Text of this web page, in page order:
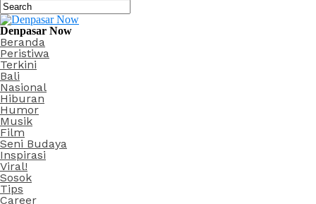
Denpasar Now
Beranda
Peristiwa
Terkini
Bali
Nasional
Hiburan
Humor
Musik
Film
Seni Budaya
Inspirasi
Viral!
Sosok
Tips
Career